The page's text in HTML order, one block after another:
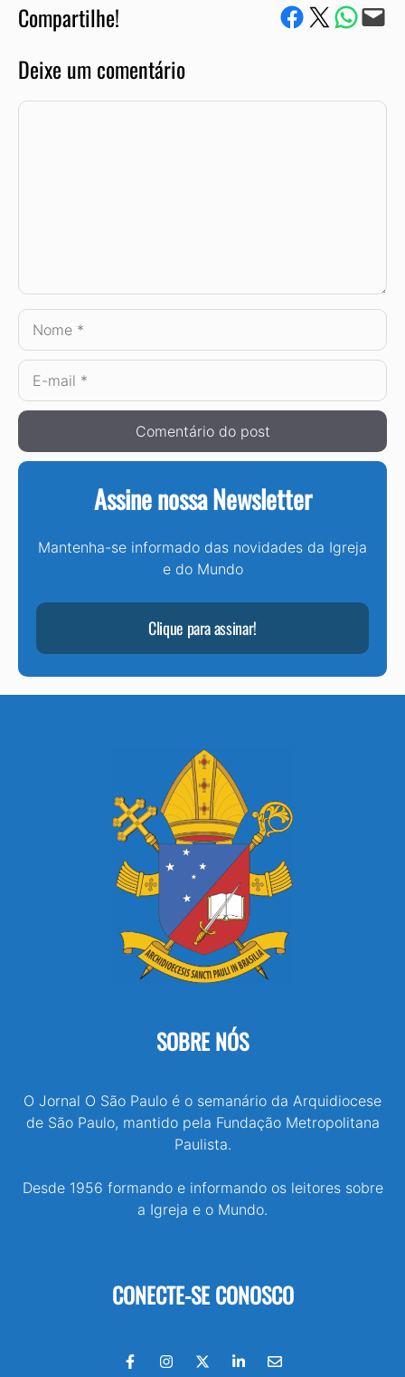
Compartilhe! Compartilhe no Facebook
Compartilhe no Twitter
Compartile via
Envie via e-mail
Deixe um comentário
Comentário
Nome
E-
mail
Assine nossa Newsletter
Mantenha-se informado das novidades da Igreja
e do Mundo
Clique para assinar!
SOBRE NÓS
O Jornal O São Paulo é o semanário da Arquidiocese
de São Paulo, mantido pela Fundação Metropolitana
Paulista.
Desde 1956 formando e informando os leitores sobre
a Igreja e o Mundo.
CONECTE-SE CONOSCO